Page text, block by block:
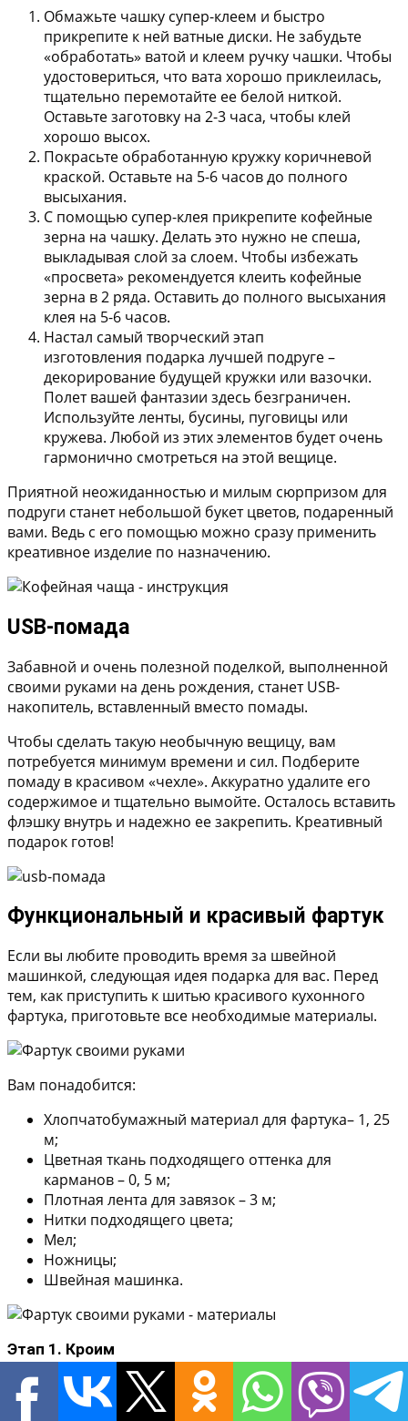
Обмажьте чашку супер-клеем и быстро
прикрепите к ней ватные диски. Не забудьте
«обработать» ватой и клеем ручку чашки. Чтобы
удостовериться, что вата хорошо приклеилась,
тщательно перемотайте ее белой ниткой.
Оставьте заготовку на 2-3 часа, чтобы клей
хорошо высох.
Покрасьте обработанную кружку коричневой
краской. Оставьте на 5-6 часов до полного
высыхания.
С помощью супер-клея прикрепите кофейные
зерна на чашку. Делать это нужно не спеша,
выкладывая слой за слоем. Чтобы избежать
«просвета» рекомендуется клеить кофейные
зерна в 2 ряда. Оставить до полного высыхания
клея на 5-6 часов.
Настал самый творческий этап
изготовления подарка лучшей подруге –
декорирование будущей кружки или вазочки.
Полет вашей фантазии здесь безграничен.
Используйте ленты, бусины, пуговицы или
кружева. Любой из этих элементов будет очень
гармонично смотреться на этой вещице.
Приятной неожиданностью и милым сюрпризом для
подруги станет небольшой букет цветов, подаренный
вами. Ведь с его помощью можно сразу применить
креативное изделие по назначению.
USB-помада
Забавной и очень полезной поделкой, выполненной
своими руками на день рождения, станет USB-
накопитель, вставленный вместо помады.
Чтобы сделать такую необычную вещицу, вам
потребуется минимум времени и сил. Подберите
помаду в красивом «чехле». Аккуратно удалите его
содержимое и тщательно вымойте. Осталось вставить
флэшку внутрь и надежно ее закрепить. Креативный
подарок готов!
Функциональный и красивый фартук
Если вы любите проводить время за швейной
машинкой, следующая идея подарка для вас. Перед
тем, как приступить к шитью красивого кухонного
фартука, приготовьте все необходимые материалы.
Вам понадобится:
Хлопчатобумажный материал для фартука– 1, 25
м;
Цветная ткань подходящего оттенка для
карманов – 0, 5 м;
Плотная лента для завязок – 3 м;
Нитки подходящего цвета;
Мел;
Ножницы;
Швейная машинка.
Этап 1. Кроим
Главное в пошиве одежды – правильно выполненная
выкройка. Чтобы ее сделать, нужно сложить пополам